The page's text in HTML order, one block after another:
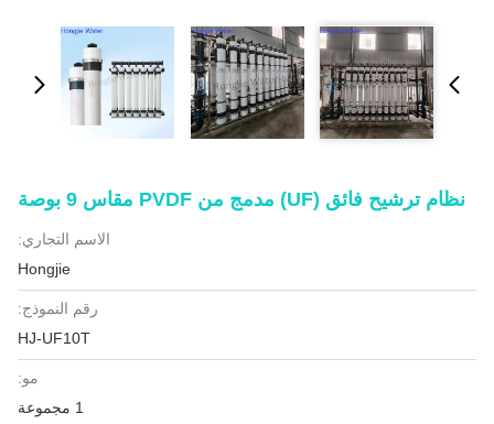
نظام ترشيح فائق (UF) مدمج من PVDF مقاس 9 بوصة
الاسم التجاري:
Hongjie
رقم النموذج:
HJ-UF10T
مو:
1 مجموعة